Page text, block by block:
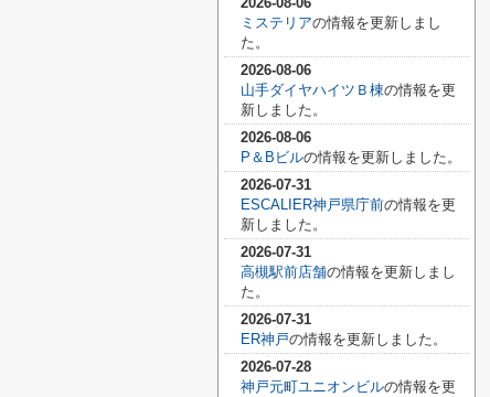
ミステリアの情報を更新しまし
た。
2026-08-06
山手ダイヤハイツＢ棟の情報を更
新しました。
2026-08-06
P＆Bビルの情報を更新しました。
2026-07-31
ESCALIER神戸県庁前の情報を更
新しました。
2026-07-31
高槻駅前店舗の情報を更新しまし
た。
2026-07-31
ER神戸の情報を更新しました。
2026-07-28
神戸元町ユニオンビルの情報を更